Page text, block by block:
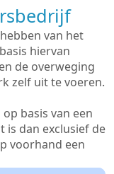
van het
hiervan
de overweging
zelf uit te voeren.
basis van een
is dan exclusief de
voorhand een